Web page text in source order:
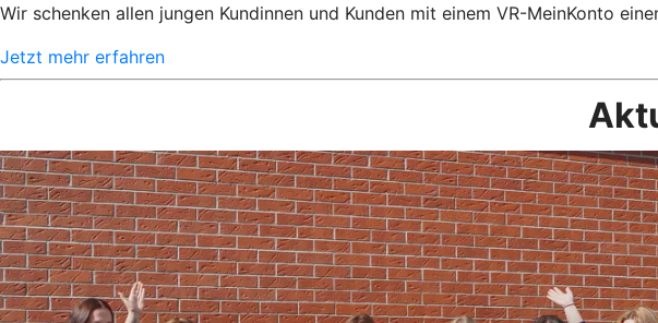
Wir schenken allen jungen Kundinnen und Kunden mit einem VR-MeinKonto
Jetzt mehr erfahren